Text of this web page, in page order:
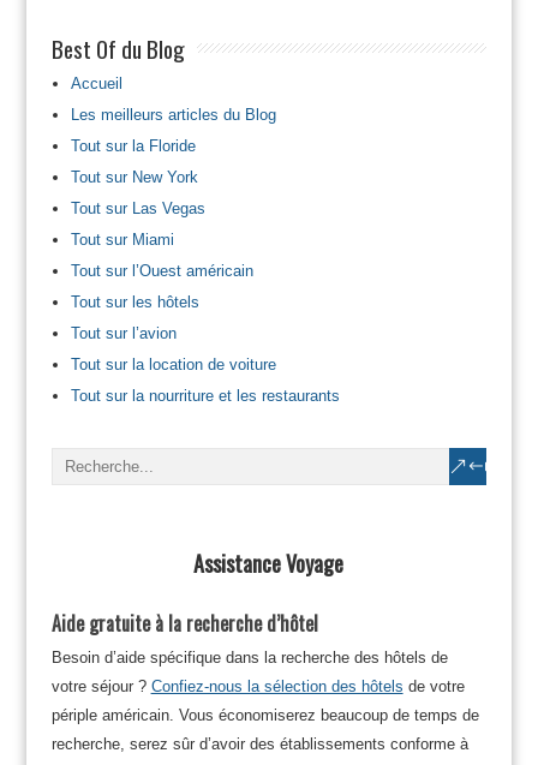
Best Of du Blog
Accueil
Les meilleurs articles du Blog
Tout sur la Floride
Tout sur New York
Tout sur Las Vegas
Tout sur Miami
Tout sur l’Ouest américain
Tout sur les hôtels
Tout sur l’avion
Tout sur la location de voiture
Tout sur la nourriture et les restaurants
Assistance Voyage
Aide gratuite à la recherche d’hôtel
Besoin d’aide spécifique dans la recherche des hôtels de
votre séjour ? Confiez-nous la sélection des hôtels de votre
périple américain. Vous économiserez beaucoup de temps de
recherche, serez sûr d’avoir des établissements conforme à